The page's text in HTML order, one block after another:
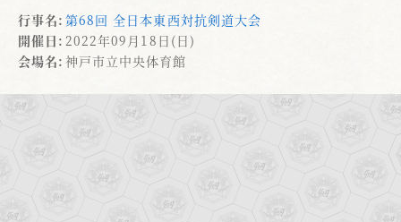
行事名: 第68回 全日本東西対抗剣道大会
開催日: 2022年09月18日(日)
会場名: 神戸市立中央体育館